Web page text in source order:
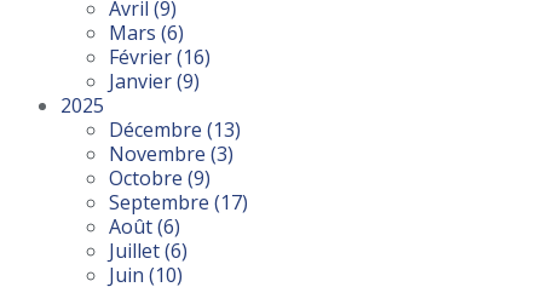
Avril (9)
Mars (6)
Février(16)
Janvier(9)
2025
Décembre (13)
Novembre (3)
Octobre (9)
Septembre (17)
Août(6)
Juillet(6)
Juin (10)